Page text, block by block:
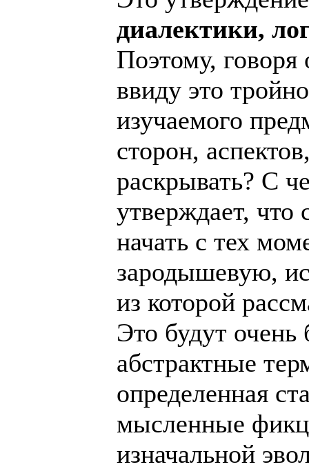
диалектики,
Поэтому, говоря
ввиду это
изучаемого
сторон,
раскрывать? С
утверждает,
начать с тех
зародышевую,
из которой
Это будут
абстрактные
определенная
мысленные
изначальной